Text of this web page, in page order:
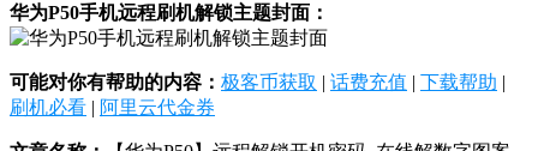
华为P50手机远程刷机解锁主题封面：
可能对你有帮助的内容： 极客币获取 | 话费充值 | 下载帮助 |
刷机必看 | 阿里云代金券